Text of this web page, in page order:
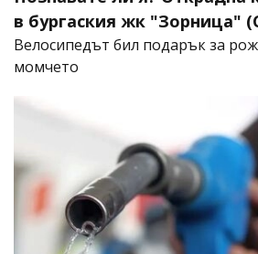
в бургаския жк "Зорница"
Велосипедът бил подарък за
момчето